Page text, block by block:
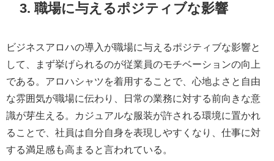
3. 職場に与えるポジティブな影響
ビジネスアロハの導入が職場に与えるポジティブな影響と
して、まず挙げられるのが従業員のモチベーションの向上
である。アロハシャツを着用することで、心地よさと自由
な雰囲気が職場に伝わり、日常の業務に対する前向きな意
識が芽生える。カジュアルな服装が許される環境に置かれ
ることで、社員は自分自身を表現しやすくなり、仕事に対
する満足感も高まると言われている。